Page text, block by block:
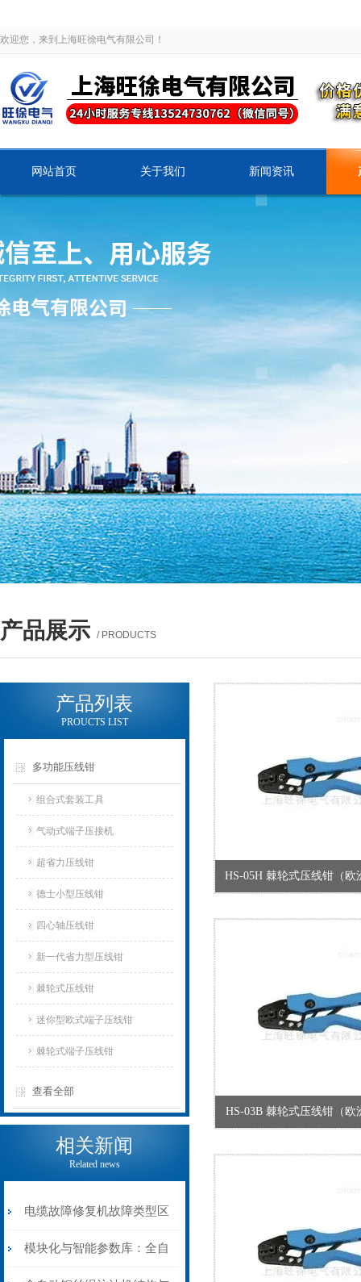
欢迎您，来到上海旺徐电气有限公司！
网站首页 关于我们 新闻资讯
产品展示 / PRODUCTS
产品列表
PROUCTS LIST
多功能压线钳
组合式套装工具
气动式端子压接机
超省力压线钳
德士小型压线钳
四心轴压线钳
新一代省力型压线钳
棘轮式压线钳
迷你型欧式端子压线钳
棘轮式端子压线钳
查看全部
相关新闻
Related news
电缆故障修复机故障类型区
分指南：从“绝缘电
模块化与智能参数库：全自
HS-05H 棘轮式压线钳（欧
HS-03B 棘轮式压线钳（欧